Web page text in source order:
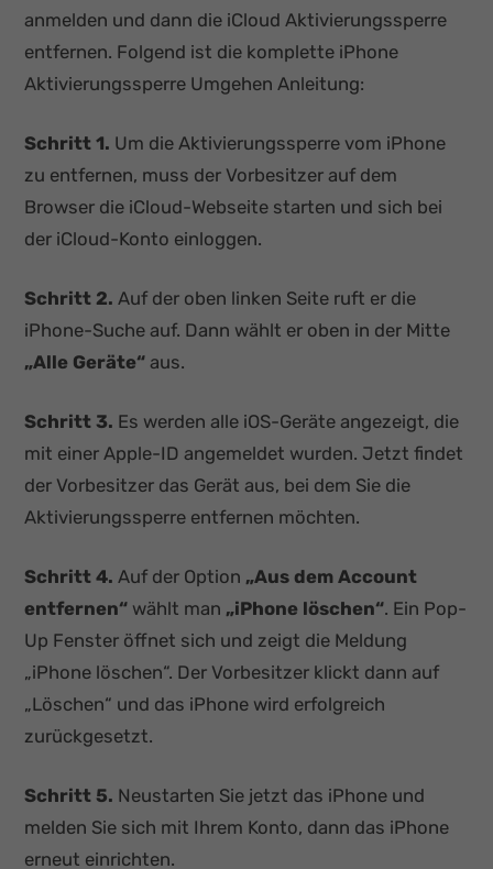
anmelden und dann die iCloud Aktivierungssperre
entfernen. Folgend ist die komplette iPhone
Aktivierungssperre Umgehen Anleitung:
Schritt 1. Um die Aktivierungssperre vom iPhone
zu entfernen, muss der Vorbesitzer auf dem
Browser die iCloud-Webseite starten und sich bei
der iCloud-Konto einloggen.
Schritt 2. Auf der oben linken Seite ruft er die
iPhone-Suche auf. Dann wählt er oben in der Mitte
„Alle Geräte“ aus.
Schritt 3. Es werden alle iOS-Geräte angezeigt, die
mit einer Apple-ID angemeldet wurden. Jetzt findet
der Vorbesitzer das Gerät aus, bei dem Sie die
Aktivierungssperre entfernen möchten.
Schritt 4. Auf der Option „Aus dem Account
entfernen“ wählt man „iPhone löschen“. Ein Pop-
Up Fenster öffnet sich und zeigt die Meldung
„iPhone löschen“. Der Vorbesitzer klickt dann auf
„Löschen“ und das iPhone wird erfolgreich
zurückgesetzt.
Schritt 5. Neustarten Sie jetzt das iPhone und
melden Sie sich mit Ihrem Konto, dann das iPhone
erneut einrichten.